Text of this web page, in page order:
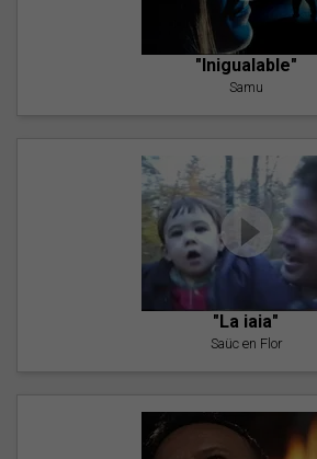
"Inigualable"
Samu
"La iaia"
Saüc en Flor